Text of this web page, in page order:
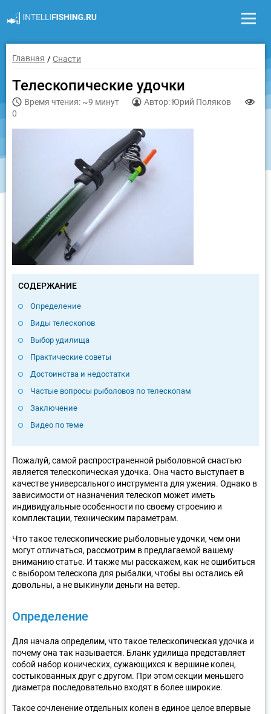
Главная Снасти
Телескопические удочки
Время чтения: ~9 минут
Автор: Юрий Поляков
0
СОДЕРЖАНИЕ
Определение
Виды телескопов
Выбор удилища
Практические советы
Достоинства и недостатки
Частые вопросы рыболовов по телескопам
Заключение
Видео по теме
Пожалуй, самой распространенной рыболовной снастью
является телескопическая удочка. Она часто выступает в
качестве универсального инструмента для ужения. Однако в
зависимости от назначения телескоп может иметь
индивидуальные особенности по своему строению и
комплектации, техническим параметрам.
Что такое телескопические рыболовные удочки, чем они
могут отличаться, рассмотрим в предлагаемой вашему
вниманию статье. И также мы расскажем, как не ошибиться
с выбором телескопа для рыбалки, чтобы вы остались ей
довольны, а не выкинули деньги на ветер.
Определение
Для начала определим, что такое телескопическая удочка и
почему она так называется. Бланк удилища представляет
собой набор конических, сужающихся к вершине колен,
состыкованных друг с другом. При этом секции меньшего
диаметра последовательно входят в более широкие.
Такое сочленение отдельных колен в единое целое впервые